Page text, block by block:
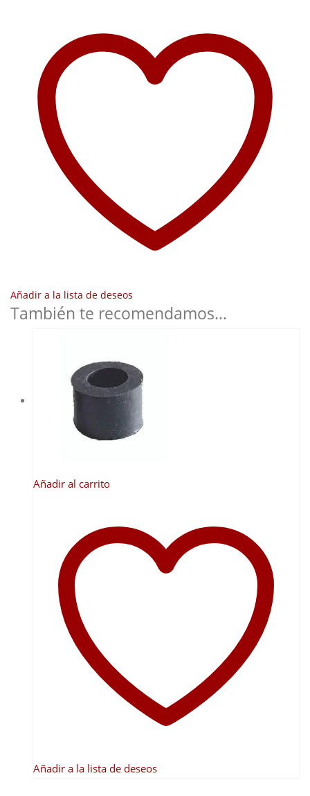
Añadir a la lista de deseos
También te recomendamos…
Añadir al carrito
Añadir a la lista de deseos